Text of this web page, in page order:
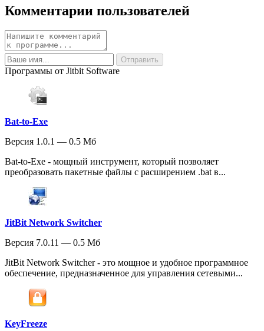
Комментарии пользователей
Программы от Jitbit Software
Bat-to-Exe
Версия 1.0.1 — 0.5 Мб
Bat-to-Exe - мощный инструмент, который позволяет
преобразовать пакетные файлы с расширением .bat в...
JitBit Network Switcher
Версия 7.0.11 — 0.5 Мб
JitBit Network Switcher - это мощное и удобное программное
обеспечение, предназначенное для управления сетевыми...
KeyFreeze